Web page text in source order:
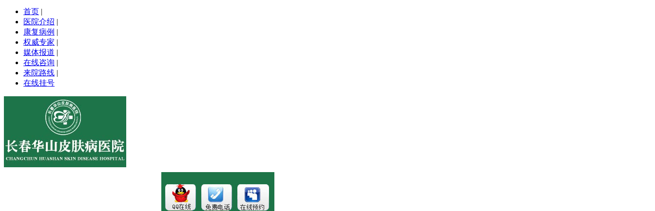
首页 |
医院介绍 |
康复病例 |
权威专家 |
媒体报道 |
在线咨询 |
来院路线 |
在线挂号